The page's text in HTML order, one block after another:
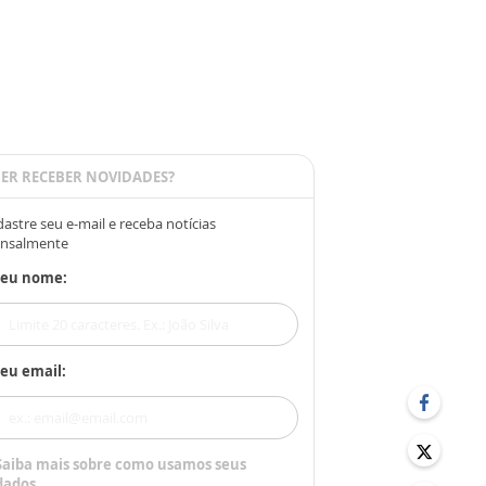
RECEBER NOVIDADES?
seu e-mail e receba notícias
nome:
email:
mais sobre como usamos seus